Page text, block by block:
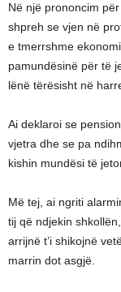
Në një prononcim
shpreh se vjen në
e tmerrshme
pamundësinë për të
lënë tërësisht në
Ai deklaroi se
vjetra dhe se pa
kishin mundësi të
Më tej, ai ngriti
tij që ndjekin
arrijnë t’i shikojnë
marrin dot asgjë.